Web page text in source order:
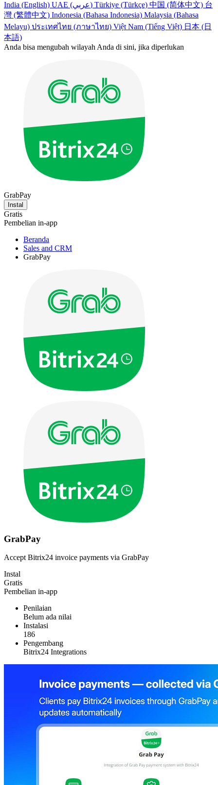
India (English)
UAE (عربي) Türkiye (Türkçe) 中国 (简体中文) 台
灣 (繁體中文) Indonesia (Bahasa Indonesia) Malaysia (Bahasa
Melayu) ประเทศไทย (ภาษาไทย) Việt Nam (Tiếng Việt) 日本 (日
本語)
Anda bisa mengubah wilayah Anda di sini, jika diperlukan
GrabPay
Instal
Gratis
Pembelian in-app
Beranda
Sales and CRM
GrabPay
GrabPay
Accept Bitrix24 invoice payments via GrabPay
Instal
Gratis
Pembelian in-app
Penilaian
Belum ada nilai
Instalasi
186
Pengembang
Bitrix24 Integrations